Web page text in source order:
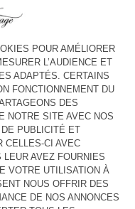
août et le jeudi 13 août
MAGASIN